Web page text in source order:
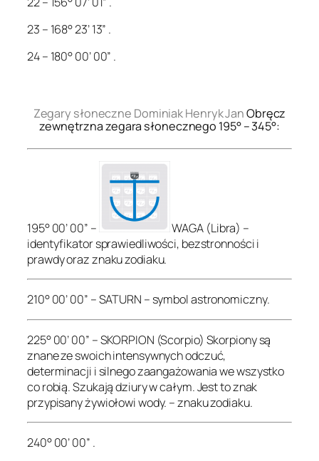
23 – 168° 23’ 13” .
24 – 180° 00’ 00” .
Zegary słoneczne Dominiak Henryk JanObręcz
zewnętrzna zegara słonecznego 195° – 345°:
195° 00’ 00” –
WAGA (Libra) –
identyfikator sprawiedliwości, bezstronności i
prawdy oraz znaku zodiaku.
210° 00’ 00” – SATURN – symbol astronomiczny.
225° 00’ 00” – SKORPION (Scorpio) Skorpiony są
znane ze swoich intensywnych odczuć,
determinacji i silnego zaangażowania we wszystko
co robią. Szukają dziury w całym. Jest to znak
przypisany żywiołowi wody. – znaku zodiaku.
240° 00’ 00” .